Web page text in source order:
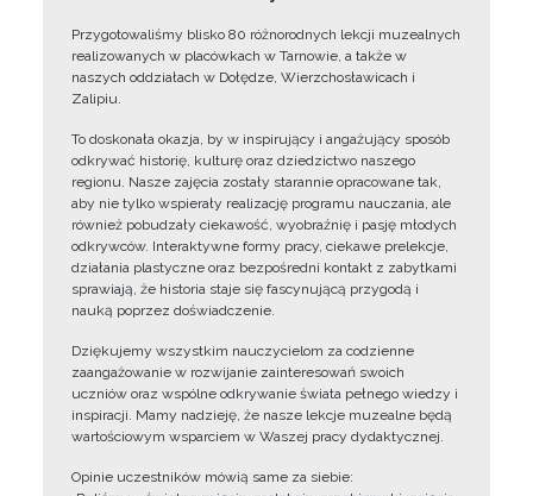
Przygotowaliśmy blisko 80 różnorodnych lekcji muzealnych
realizowanych w placówkach w Tarnowie, a także w
naszych oddziałach w Dołędze, Wierzchosławicach i
Zalipiu.
To doskonała okazja, by w inspirujący i angażujący sposób
odkrywać historię, kulturę oraz dziedzictwo naszego
regionu. Nasze zajęcia zostały starannie opracowane tak,
aby nie tylko wspierały realizację programu nauczania, ale
również pobudzały ciekawość, wyobraźnię i pasję młodych
odkrywców. Interaktywne formy pracy, ciekawe prelekcje,
działania plastyczne oraz bezpośredni kontakt z zabytkami
sprawiają, że historia staje się fascynującą przygodą i
nauką poprzez doświadczenie.
Dziękujemy wszystkim nauczycielom za codzienne
zaangażowanie w rozwijanie zainteresowań swoich
uczniów oraz wspólne odkrywanie świata pełnego wiedzy i
inspiracji. Mamy nadzieję, że nasze lekcje muzealne będą
wartościowym wsparciem w Waszej pracy dydaktycznej.
Opinie uczestników mówią same za siebie: